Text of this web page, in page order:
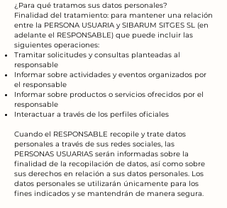
¿Para qué tratamos sus datos personales?
Finalidad del tratamiento: para mantener una relación
entre la PERSONA USUARIA y SIBARUM SITGES SL (en
adelante el RESPONSABLE) que puede incluir las
siguientes operaciones:
Tramitar solicitudes y consultas planteadas al
responsable
Informar sobre actividades y eventos organizados por
el responsable
Informar sobre productos o servicios ofrecidos por el
responsable
Interactuar a través de los perfiles oficiales
Cuando el RESPONSABLE recopile y trate datos
personales a través de sus redes sociales, las
PERSONAS USUARIAS serán informadas sobre la
finalidad de la recopilación de datos, así como sobre
sus derechos en relación a sus datos personales. Los
datos personales se utilizarán únicamente para los
fines indicados y se mantendrán de manera segura.